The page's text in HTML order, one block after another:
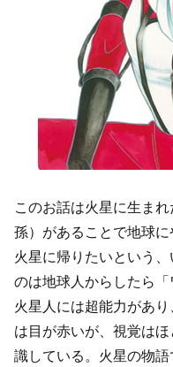
このお話は火星に生ま
孫）があることで地球
火星に帰りたいという、
のは地球人からしたら
火星人には超能力があ
は目が赤いが、視覚は
識している。火星の物